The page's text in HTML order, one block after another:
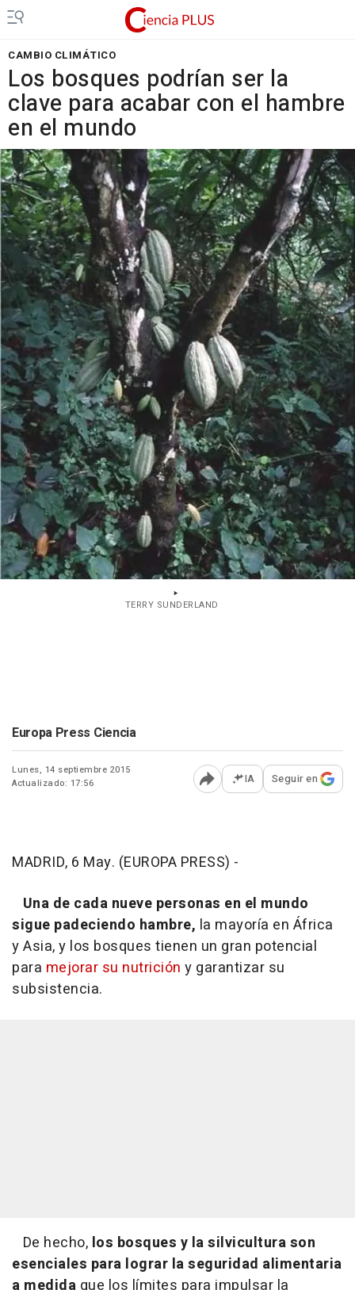
CAMBIO CLIMÁTICO
Los bosques podrían ser la
clave para acabar con el hambre
en el mundo
TERRY SUNDERLAND
Europa Press Ciencia
Lunes, 14 septiembre 2015
Actualizado: 17:56
Abrir opciones para
IA Seguir en
MADRID, 6 May. (EUROPA PRESS) -
Una de cada nueve personas en el mundo
sigue padeciendo hambre, la mayoría en África
y Asia, y los bosques tienen un gran potencial
para mejorar su nutrición y garantizar su
subsistencia.
De hecho, los bosques y la silvicultura son
esenciales para lograr la seguridad alimentaria